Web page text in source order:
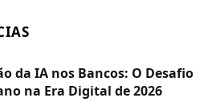
da IA nos Bancos: O Desafio
na Era Digital de 2026